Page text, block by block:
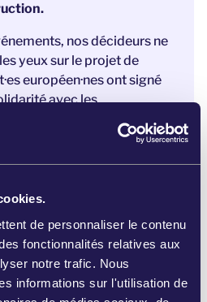
de personnaliser le contenu
fonctionnalités relatives aux
notre trafic. Nous
informations sur l'utilisation de
nos décideurs ne
yeux sur le projet de
européen·nes ont signé
avec les
les mots seuls ne
le Groenland.
du Groenland et
reste ferme : qu’elle
du Groenland, protège
de l'Arctique et préserve